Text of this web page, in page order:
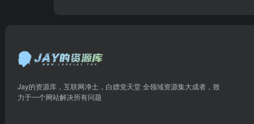
Jay的资源库，互联网净土，白嫖党天堂 全领域资源集大成者，致
力于一个网站解决所有问题